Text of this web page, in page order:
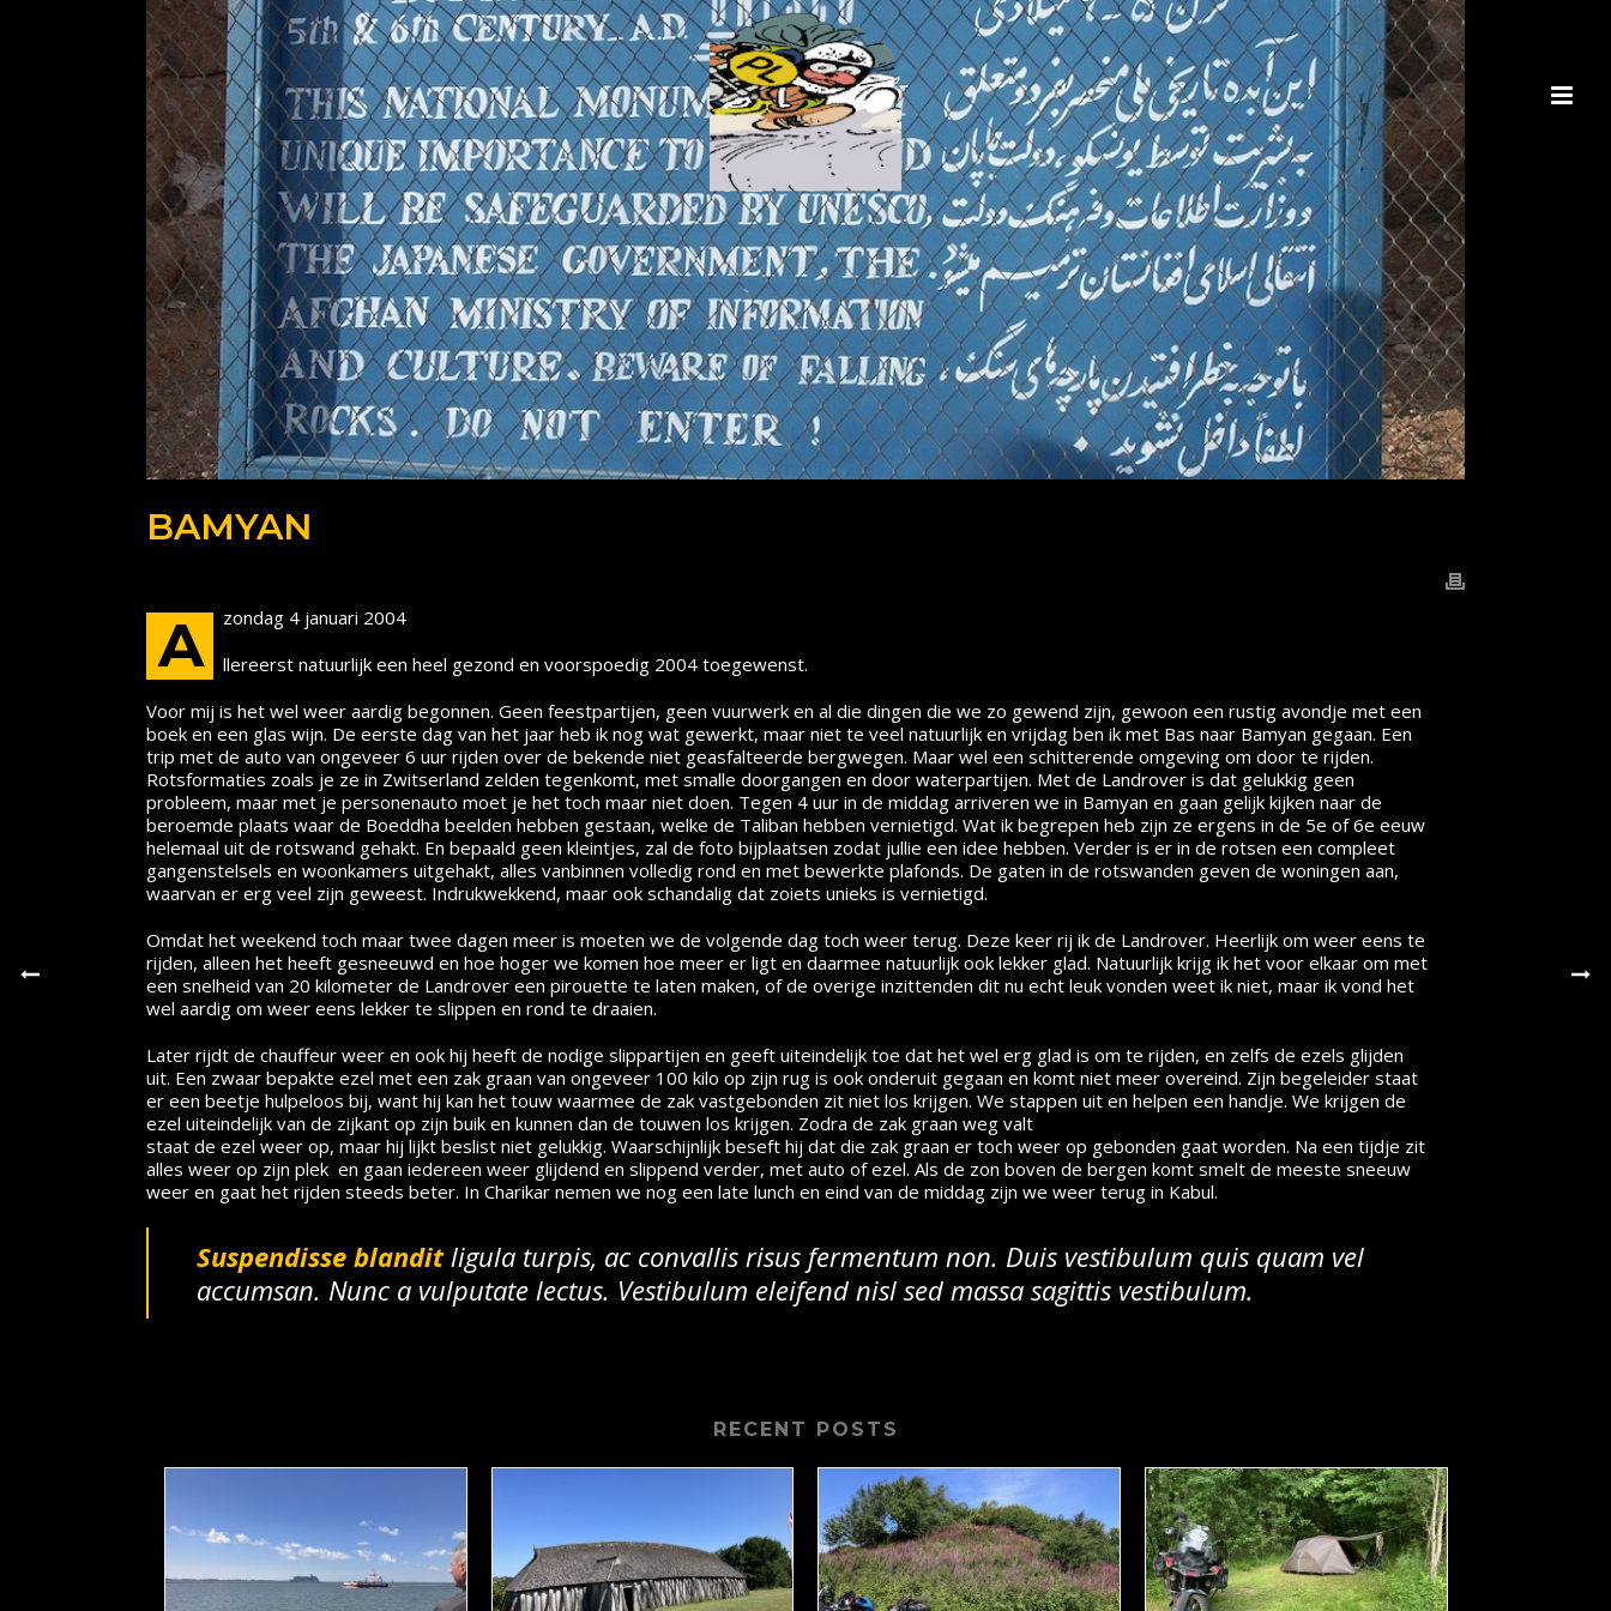
BAMYAN
A
zondag 4 januari 2004
llereerst natuurlijk een heel gezond en voorspoedig 2004 toegewenst.
Voor mij is het wel weer aardig begonnen. Geen feestpartijen, geen vuurwerk en al die dingen die we zo gewend zijn, gewoon een rustig avondje met een
boek en een glas wijn. De eerste dag van het jaar heb ik nog wat gewerkt, maar niet te veel natuurlijk en vrijdag ben ik met Bas naar Bamyan gegaan. Een
trip met de auto van ongeveer 6 uur rijden over de bekende niet geasfalteerde bergwegen. Maar wel een schitterende omgeving om door te rijden.
Rotsformaties zoals je ze in Zwitserland zelden tegenkomt, met smalle doorgangen en door waterpartijen. Met de Landrover is dat gelukkig geen
probleem, maar met je personenauto moet je het toch maar niet doen. Tegen 4 uur in de middag arriveren we in Bamyan en gaan gelijk kijken naar de
beroemde plaats waar de Boeddha beelden hebben gestaan, welke de Taliban hebben vernietigd. Wat ik begrepen heb zijn ze ergens in de 5e of 6e eeuw
helemaal uit de rotswand gehakt. En bepaald geen kleintjes, zal de foto bijplaatsen zodat jullie een idee hebben. Verder is er in de rotsen een compleet
gangenstelsels en woonkamers uitgehakt, alles vanbinnen volledig rond en met bewerkte plafonds. De gaten in de rotswanden geven de woningen aan,
waarvan er erg veel zijn geweest. Indrukwekkend, maar ook schandalig dat zoiets unieks is vernietigd.
Omdat het weekend toch maar twee dagen meer is moeten we de volgende dag toch weer terug. Deze keer rij ik de Landrover. Heerlijk om weer eens te
rijden, alleen het heeft gesneeuwd en hoe hoger we komen hoe meer er ligt en daarmee natuurlijk ook lekker glad. Natuurlijk krijg ik het voor elkaar om met
een snelheid van 20 kilometer de Landrover een pirouette te laten maken, of de overige inzittenden dit nu echt leuk vonden weet ik niet, maar ik vond het
wel aardig om weer eens lekker te slippen en rond te draaien.
Later rijdt de chauffeur weer en ook hij heeft de nodige slippartijen en geeft uiteindelijk toe dat het wel erg glad is om te rijden, en zelfs de ezels glijden
uit. Een zwaar bepakte ezel met een zak graan van ongeveer 100 kilo op zijn rug is ook onderuit gegaan en komt niet meer overeind. Zijn begeleider staat
er een beetje hulpeloos bij, want hij kan het touw waarmee de zak vastgebonden zit niet los krijgen. We stappen uit en helpen een handje. We krijgen de
ezel uiteindelijk van de zijkant op zijn buik en kunnen dan de touwen los krijgen. Zodra de zak graan weg valt
staat de ezel weer op, maar hij lijkt beslist niet gelukkig. Waarschijnlijk beseft hij dat die zak graan er toch weer op gebonden gaat worden. Na een tijdje zit
alles weer op zijn plek en gaan iedereen weer glijdend en slippend verder, met auto of ezel. Als de zon boven de bergen komt smelt de meeste sneeuw
weer en gaat het rijden steeds beter. In Charikar nemen we nog een late lunch en eind van de middag zijn we weer terug in Kabul.
Suspendisse blanditligula turpis, ac convallis risus fermentum non. Duis vestibulum quis quam vel
accumsan. Nunc a vulputate lectus. Vestibulum eleifend nisl sed massa sagittis vestibulum.
RECENT POSTS